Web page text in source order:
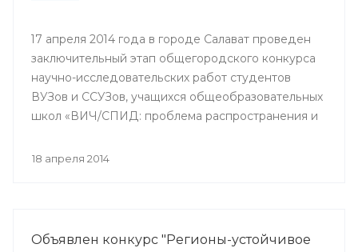
17 апреля 2014 года в городе Салават проведен
заключительный этап общегородского конкурса
научно-исследовательских работ студентов
ВУЗов и ССУЗов, учащихся общеобразовательных
школ «ВИЧ/СПИД: проблема распространения и
18 апреля 2014
Объявлен конкурс "Регионы-устойчивое